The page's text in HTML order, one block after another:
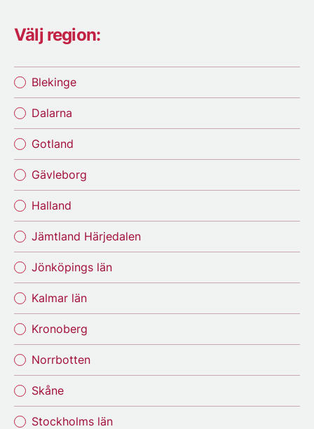
Välj region:
Blekinge
Dalarna
Gotland
Gävleborg
Halland
Jämtland Härjedalen
Jönköpings län
Kalmar län
Kronoberg
Norrbotten
Skåne
Stockholms län